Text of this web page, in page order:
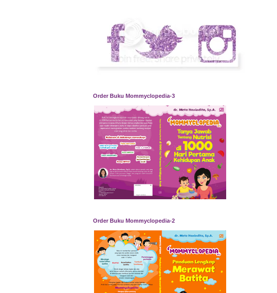
Order Buku Mommyclopedia-3
Order Buku Mommyclopedia-2